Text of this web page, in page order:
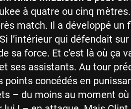
à quatre ou cinq mètres.
match. Il a développé
l’intérieur qui défendait sur
sa force. Et c’est là où ça
ses assistants. Au tour
points concédés en
– du moins au moment